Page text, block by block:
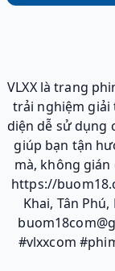
VLXX là trang
trải nghiệm giải
diện dễ sử dụng
giúp bạn tận
mà, không gián
https://
Khai, Tân
#vlxxcom